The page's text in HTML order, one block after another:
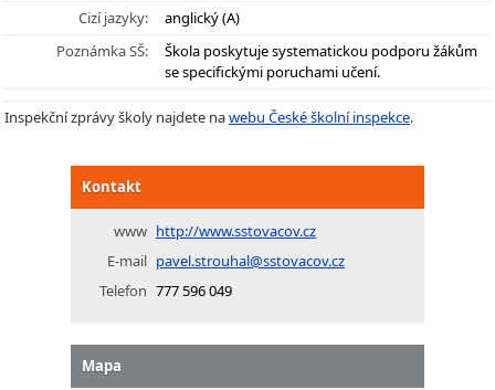
Cizí jazyky:
anglický (A)
Poznámka SŠ:
Škola poskytuje systematickou podporu žákům
se specifickými poruchami učení.
Inspekční zprávy školy najdete nawebu České školní inspekce.
Kontakt
www http://www.sstovacov.cz
E-mail pavel.strouhal@sstovacov.cz
Telefon 777 596 049
Mapa